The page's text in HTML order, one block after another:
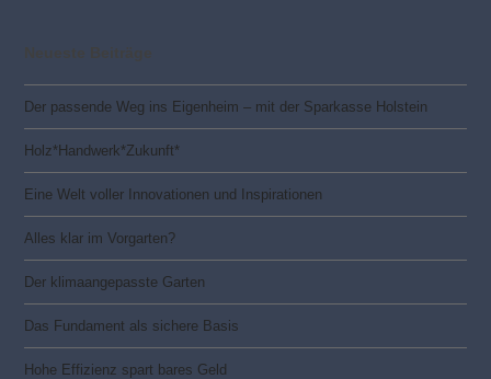
Der passende Weg ins Eigenheim – mit der Sparkasse Holstein
Holz*Handwerk*Zukunft*
Eine Welt voller Innovationen und Inspirationen
Alles klar im Vorgarten?
Der klimaangepasste Garten
Das Fundament als sichere Basis
Hohe Effizienz spart bares Geld